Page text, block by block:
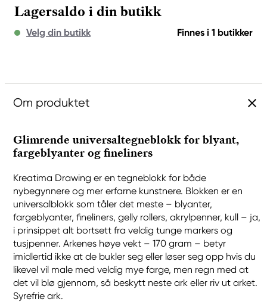
Lagersaldo i din butikk
Velg din butikk Finnes i 1 butikker
Om produktet
Glimrende universaltegneblokk for blyant,
fargeblyanter og fineliners
Kreatima Drawing er en tegneblokk for både
nybegynnere og mer erfarne kunstnere. Blokken er en
universalblokk som tåler det meste – blyanter,
fargeblyanter, fineliners, gelly rollers, akrylpenner, kull – ja,
i prinsippet alt bortsett fra veldig tunge markers og
tusjpenner. Arkenes høye vekt – 170 gram – betyr
imidlertid ikke at de bukler seg eller løser seg opp hvis du
likevel vil male med veldig mye farge, men regn med at
det vil blø gjennom, så beskytt neste ark eller riv ut arket.
Syrefrie ark.